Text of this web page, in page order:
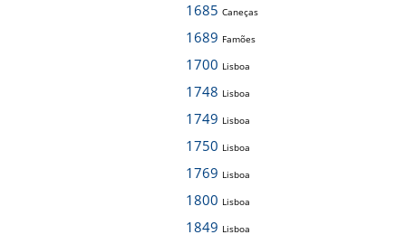
1685 Caneças
1689 Famões
1700 Lisboa
1748 Lisboa
1749 Lisboa
1750 Lisboa
1769 Lisboa
1800 Lisboa
1849 Lisboa